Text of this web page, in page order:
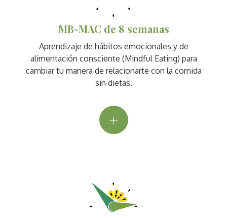
MB-MAC de 8 semanas
Aprendizaje de hábitos emocionales y de
alimentación consciente (Mindful Eating) para
cambiar tu manera de relacionarte con la comida
sin dietas.
+